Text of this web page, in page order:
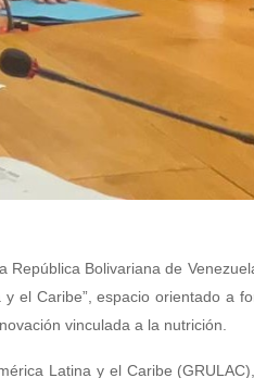
República Bolivariana de
el Caribe”, espacio orientado a
vinculada a la nutrición.
Latina y el Caribe